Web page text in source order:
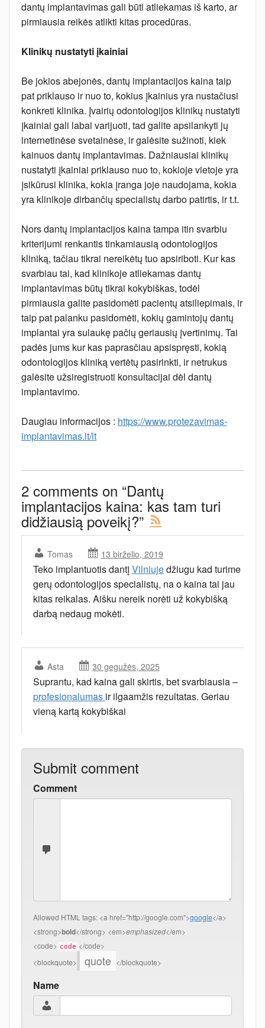
dantų implantavimas gali būti atliekamas iš karto, ar
pirmiausia reikės atlikti kitas procedūras.
Klinikų nustatyti įkainiai
Be jokios abejonės, dantų implantacijos kaina taip
pat priklauso ir nuo to, kokius įkainius yra nustačiusi
konkreti klinika. Įvairių odontologijos klinikų nustatyti
įkainiai gali labai varijuoti, tad galite apsilankyti jų
internetinėse svetainėse, ir galėsite sužinoti, kiek
kainuos dantų implantavimas. Dažniausiai klinikų
nustatyti įkainiai priklauso nuo to, kokioje vietoje yra
įsikūrusi klinika, kokia įranga joje naudojama, kokia
yra klinikoje dirbančių specialistų darbo patirtis, ir t.t.
Nors dantų implantacijos kaina tampa itin svarbiu
kriterijumi renkantis tinkamiausią odontologijos
kliniką, tačiau tikrai nereikėtų tuo apsiriboti. Kur kas
svarbiau tai, kad klinikoje atliekamas dantų
implantavimas būtų tikrai kokybiškas, todėl
pirmiausia galite pasidomėti pacientų atsiliepimais, ir
taip pat palanku pasidomėti, kokių gamintojų dantų
implantai yra sulaukę pačių geriausių įvertinimų. Tai
padės jums kur kas paprasčiau apsispręsti, kokią
odontologijos kliniką vertėtų pasirinkti, ir netrukus
galėsite užsiregistruoti konsultacijai dėl dantų
implantavimo.
Daugiau informacijos : https://www.protezavimas-
implantavimas.lt/lt
2 comments on “Dantų
implantacijos kaina: kas tam turi
didžiausią poveikį?”
Tomas 13 birželio, 2019
Teko implantuotis dantį Vilniujedžiugu kad turime
gerų odontologijos specialistų, na o kaina tai jau
kitas reikalas. Aišku nereik norėti už kokybišką
darbą nedaug mokėti.
Asta 30 gegužės, 2025
Suprantu, kad kaina gali skirtis, bet svarbiausia –
profesionalumas ir ilgaamžis rezultatas. Geriau
vieną kartą kokybiškai
Submit comment
Comment
Allowed HTML tags: <a href="http://google.com">google</a>
<strong>bold</strong> <em>emphasized</em>
<code> code </code>
<blockquote>
quote </blockquote>
Name